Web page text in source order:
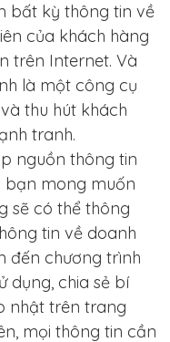
bất kỳ thông tin về
của khách hàng
trên Internet. Và
là một công cụ
thu hút khách
tranh.
nguồn thông tin
bạn mong muốn
sẽ có thể thông
tin về doanh
đến chương trình
dụng, chia sẻ bí
nhật trên trang
mọi thông tin cần